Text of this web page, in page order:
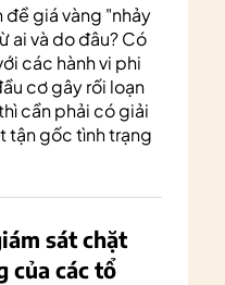
đề giá vàng "nhảy
ai và do đâu? Có
các hành vi phi
cơ gây rối loạn
cần phải có giải
tận gốc tình trạng
sát chặt
của các tổ